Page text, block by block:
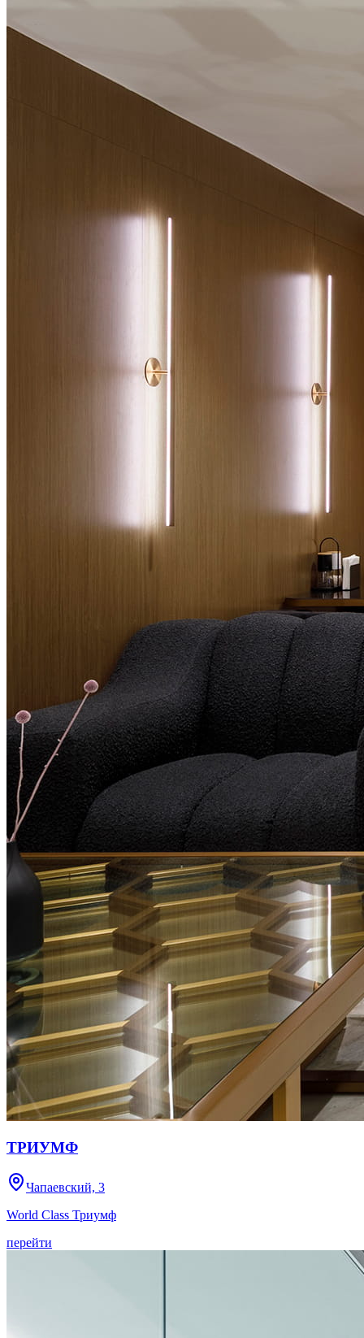
ТРИУМФ
Чапаевский, 3
World Class Триумф
перейти